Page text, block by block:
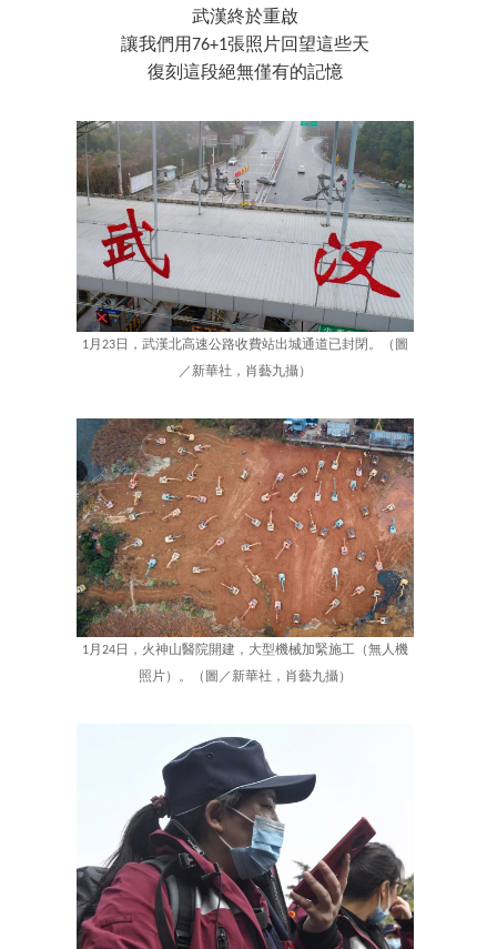
武漢終於重啟
讓我們用76+1張照片回望這些天
復刻這段絕無僅有的記憶
1月23日，武漢北高速公路收費站出城通道已封閉。（圖
／新華社，肖藝九攝）
1月24日，火神山醫院開建，大型機械加緊施工（無人機
照片）。（圖／新華社，肖藝九攝）